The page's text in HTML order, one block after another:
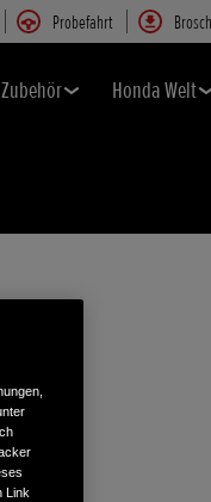
Probefahrt
Honda Welt
Link